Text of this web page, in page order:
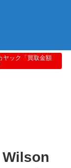
ヤック「買取金額
Wilson